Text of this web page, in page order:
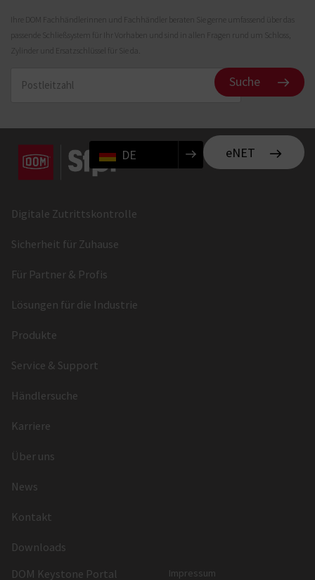
Ihre DOM Fachhändlerinnen und Fachhändler beraten Sie gerne umfassend über das
passende Schließsystem für Ihr Vorhaben und sind in allen Fragen rund um Schloss,
Zylinder und Ersatzschlüssel für Sie da.
Suche
eNET
DE
Digitale Zutrittskontrolle
Sicherheit für Zuhause
Für Partner & Profis
Lösungen für die Industrie
Produkte
Service & Support
Händlersuche
Karriere
Über uns
News
Kontakt
Downloads
DOM Keystone Portal
Impressum